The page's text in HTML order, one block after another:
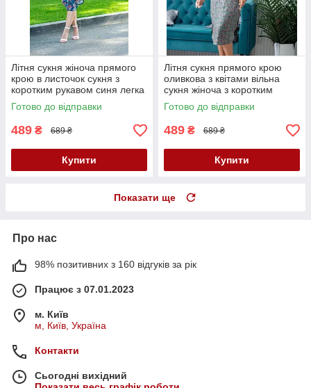
Літня сукня жіноча прямого
крою в листочок сукня з
коротким рукавом синя легка
літня сукня 40-42 44-46
Готово до відправки
489 ₴ 689 ₴
Купити
Літня сукня прямого крою
оливкова з квітами вільна
сукня жіноча з коротким
рукавом сукня з поясом
Готово до відправки
489 ₴ 689 ₴
Купити
Показати ще
Про нас
98% позитивних з 160 відгуків за рік
Працює з 07.01.2023
м. Київ
м, Київ, Україна
Контакти
Сьогодні вихідний